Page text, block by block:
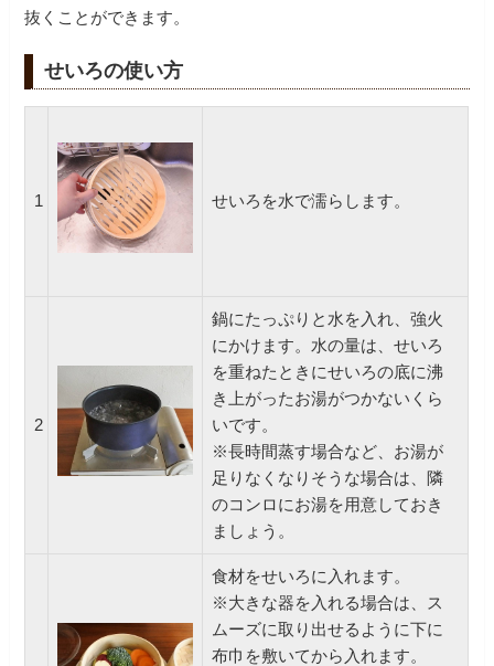
抜くことができます。
せいろの使い方
1 せいろを水で濡らします。
2
鍋にたっぷりと水を入れ、強火
にかけます。水の量は、せいろ
を重ねたときにせいろの底に沸
き上がったお湯がつかないくら
いです。
※長時間蒸す場合など、お湯が
足りなくなりそうな場合は、隣
のコンロにお湯を用意しておき
ましょう。
食材をせいろに入れます。
※大きな器を入れる場合は、ス
ムーズに取り出せるように下に
布巾を敷いてから入れます。